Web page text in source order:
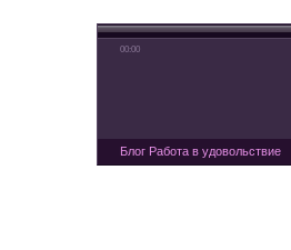
00:00
Блог Работа в удовольствие